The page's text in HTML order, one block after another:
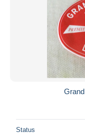
Status